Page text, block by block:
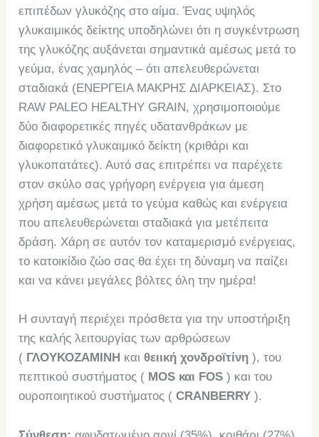
επιπέδων γλυκόζης στο αίμα. Ένας υψηλός
γλυκαιμικός δείκτης υποδηλώνει ότι η συγκέντρωση
της γλυκόζης αυξάνεται σημαντικά αμέσως μετά το
γεύμα, ένας χαμηλός – ότι απελευθερώνεται
σταδιακά (ΕΝΕΡΓΕΙΑ ΜΑΚΡΗΣ ΔΙΑΡΚΕΙΑΣ). Στο
RAW PALEO HEALTHY GRAIN, χρησιμοποιούμε
δύο διαφορετικές πηγές υδατανθράκων με
διαφορετικό γλυκαιμικό δείκτη (κριθάρι και
γλυκοπατάτες). Αυτό σας επιτρέπει να παρέχετε
στον σκύλο σας γρήγορη ενέργεια για άμεση
χρήση αμέσως μετά το γεύμα καθώς και ενέργεια
που απελευθερώνεται σταδιακά για μετέπειτα
δράση. Χάρη σε αυτόν τον καταμερισμό ενέργειας,
το κατοικίδιο ζώο σας θα έχει τη δύναμη να παίζει
και να κάνει μεγάλες βόλτες όλη την ημέρα!
Η συνταγή περιέχει πρόσθετα για την υποστήριξη
της καλής λειτουργίας των αρθρώσεων
( ΓΛΟΥΚΟΖΑΜΙΝΗ καιθειική χονδροϊτίνη ), του
πεπτικού συστήματος ( MOS και FOS ) και του
ουροποιητικού συστήματος (CRANBERRY ).